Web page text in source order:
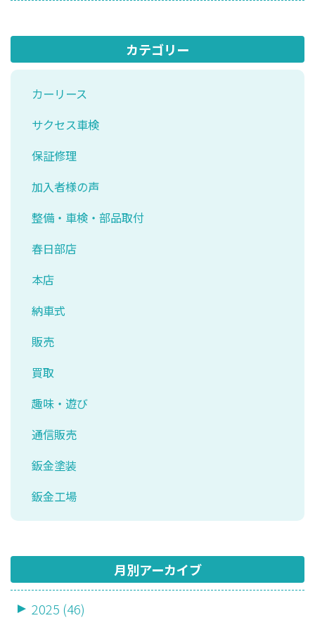
カテゴリー
カーリース
サクセス車検
保証修理
加入者様の声
整備・車検・部品取付
春日部店
本店
納車式
販売
買取
趣味・遊び
通信販売
鈑金塗装
鈑金工場
月別アーカイブ
2025 (46)